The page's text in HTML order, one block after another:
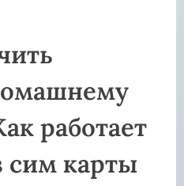
работает
сим карты